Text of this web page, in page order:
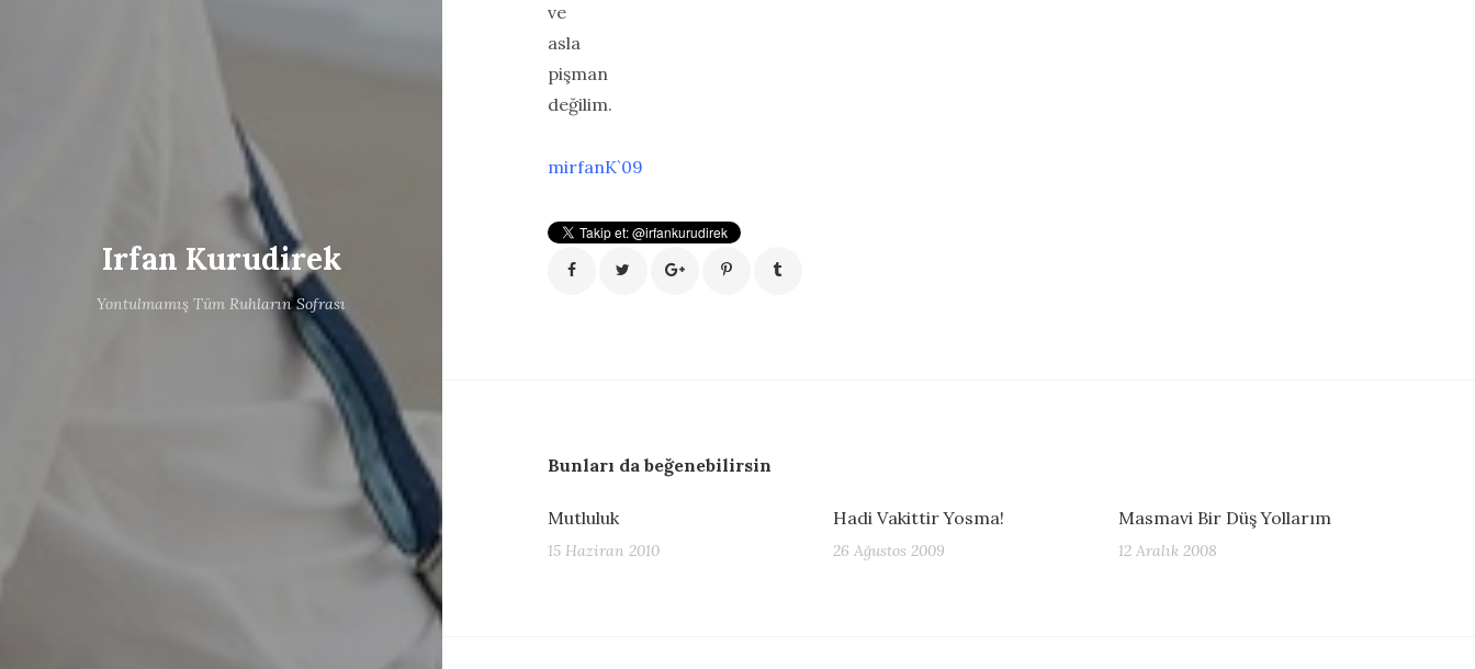
Irfan Kurudirek
Yontulmamış Tüm Ruhların Sofrası
ve
asla
pişman
değilim.
mirfanK`09
Bunları da beğenebilirsin
Mutluluk
15 Haziran 2010
Hadi Vakittir Yosma!
26 Ağustos 2009
Masmavi Bir Düş Yollarım
12 Aralık 2008